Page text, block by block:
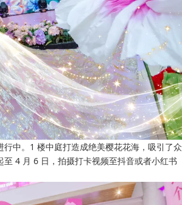
中。1 楼中庭打造成绝美樱花花海，吸引了众
4 月 6 日，拍摄打卡视频至抖音或者小红书